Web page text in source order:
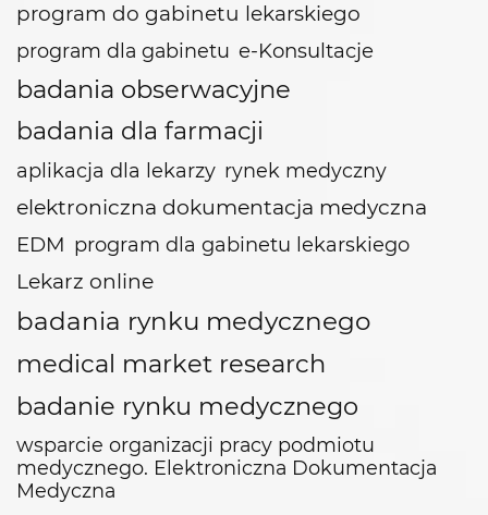
program do gabinetu lekarskiego
program dla gabinetu e-Konsultacje
badania obserwacyjne
badania dla farmacji
aplikacja dla lekarzy rynek medyczny
elektroniczna dokumentacja medyczna
EDM program dla gabinetu lekarskiego
Lekarz online
badania rynku medycznego
medical market research
badanie rynku medycznego
wsparcie organizacji pracy podmiotu
medycznego. Elektroniczna Dokumentacja
Medyczna